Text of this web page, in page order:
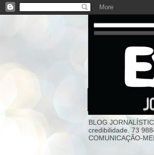
BLOG
credibilidade. 73
COMUNICAÇÃO-